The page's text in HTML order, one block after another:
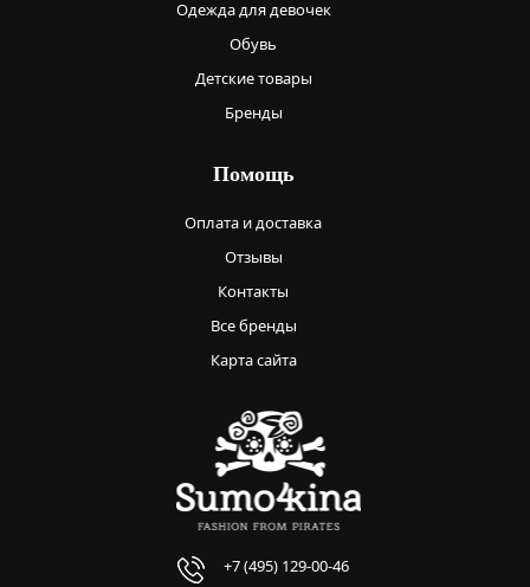
Одежда для девочек
Обувь
Детские товары
Бренды
Помощь
Оплата и доставка
Отзывы
Контакты
Все бренды
Карта сайта
+7 (495) 129-00-46